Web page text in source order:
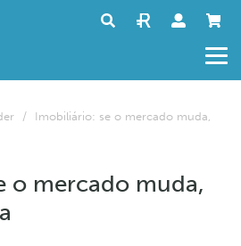
/
Imobiliário: se o mercado muda,
o mercado muda,